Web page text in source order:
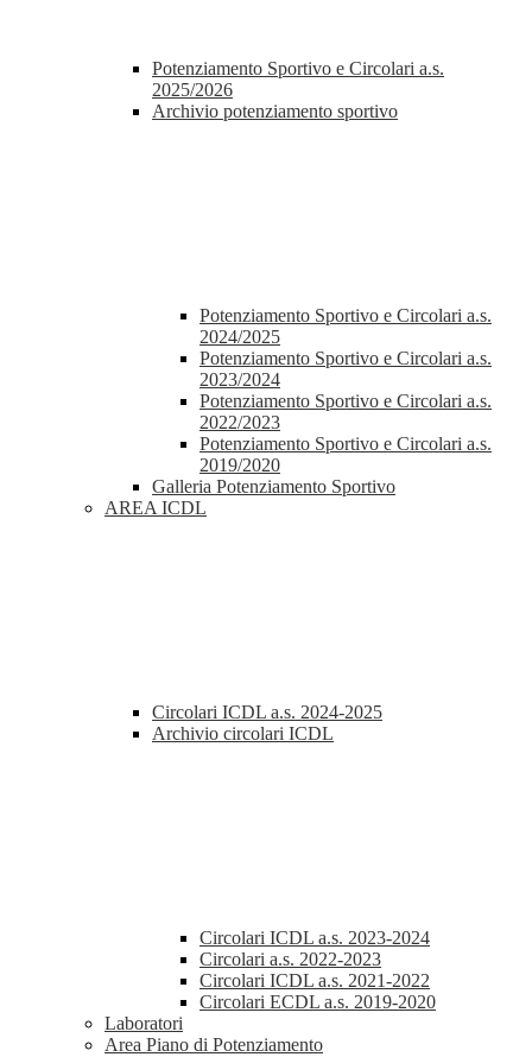
Potenziamento Sportivo e Circolari a.s.
2025/2026
Archivio potenziamento sportivo
Potenziamento Sportivo e Circolari a.s.
2024/2025
Potenziamento Sportivo e Circolari a.s.
2023/2024
Potenziamento Sportivo e Circolari a.s.
2022/2023
Potenziamento Sportivo e Circolari a.s.
2019/2020
Galleria Potenziamento Sportivo
AREA ICDL
Circolari ICDL a.s. 2024-2025
Archivio circolari ICDL
Circolari ICDL a.s. 2023-2024
Circolari a.s. 2022-2023
Circolari ICDL a.s. 2021-2022
Circolari ECDL a.s. 2019-2020
Laboratori
Area Piano di Potenziamento